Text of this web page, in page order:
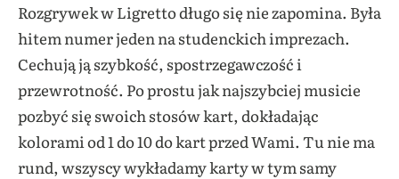
Rozgrywek w Ligretto długo się nie zapomina. Była
hitem numer jeden na studenckich imprezach.
Cechują ją szybkość, spostrzegawczość i
przewrotność. Po prostu jak najszybciej musicie
pozbyć się swoich stosów kart, dokładając
kolorami od 1 do 10 do kart przed Wami. Tu nie ma
rund, wszyscy wykładamy karty w tym samy